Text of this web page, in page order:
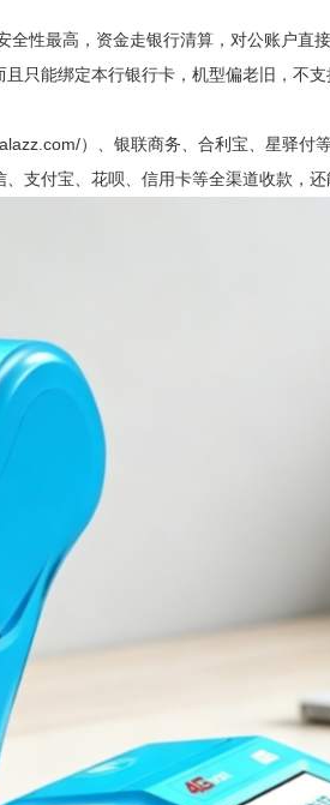
性最高，资金走银行清算，对公账户直
只能绑定本行银行卡，机型偏老旧，不
）、银联商务、合利宝、星驿付
支付宝、花呗、信用卡等全渠道收款，